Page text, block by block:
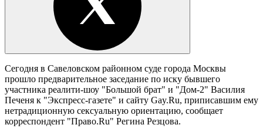
Сегодня в Савеловском районном суде города Москвы
прошло предварительное заседание по иску бывшего
участника реалити-шоу "Большой брат" и "Дом-2" Василия
Печеня к "Экспресс-газете" и сайту Gay.Ru, приписавшим ему
нетрадиционную сексуальную ориентацию, сообщает
корреспондент "Право.Ru" Регина Резцова.